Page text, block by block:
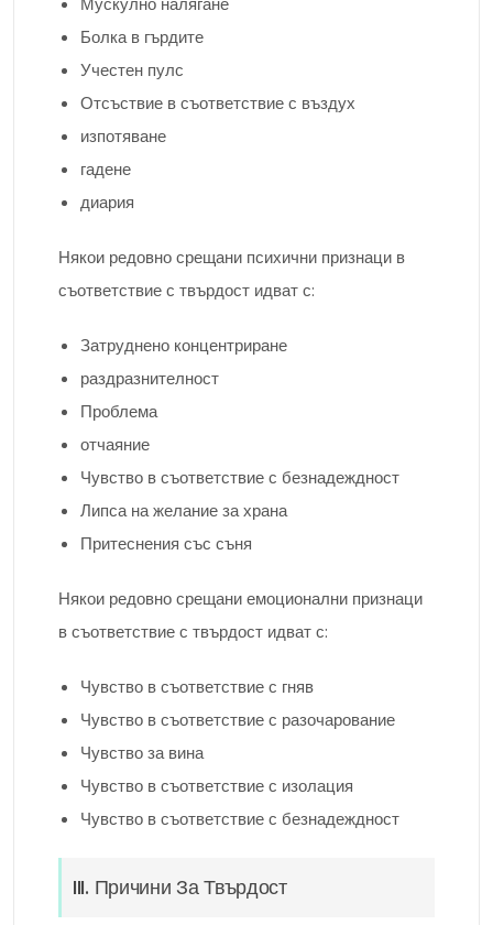
Болка в гърдите
Учестен пулс
Отсъствие в съответствие с въздух
изпотяване
гадене
диария
Някои редовно срещани психични признаци в
съответствие с твърдост идват с:
Затруднено концентриране
раздразнителност
Проблема
отчаяние
Чувство в съответствие с безнадеждност
Липса на желание за храна
Притеснения със съня
Някои редовно срещани емоционални признаци
в съответствие с твърдост идват с:
Чувство в съответствие с гняв
Чувство в съответствие с разочарование
Чувство за вина
Чувство в съответствие с изолация
Чувство в съответствие с безнадеждност
III. Причини За Твърдост